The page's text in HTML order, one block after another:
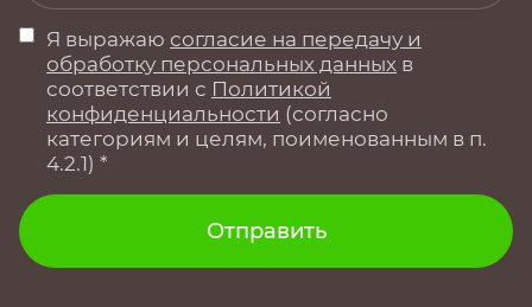
Я выражаю согласие на передачу и
обработку персональных данных в
соответствии с Политикой
конфиденциальности (согласно
категориям и целям, поименованным в п.
4.2.1) *
Отправить